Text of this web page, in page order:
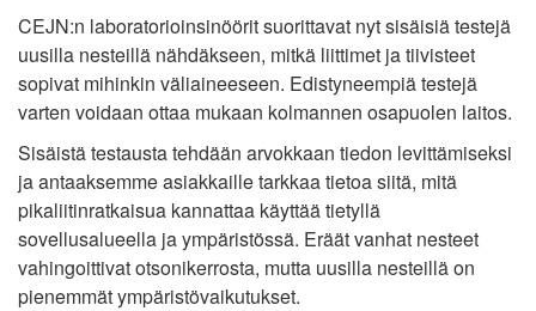
CEJN:n laboratorioinsinöörit suorittavat nyt sisäisiä testejä
uusilla nesteillä nähdäkseen, mitkä liittimet ja tiivisteet
sopivat mihinkin väliaineeseen. Edistyneempiä testejä
varten voidaan ottaa mukaan kolmannen osapuolen laitos.
Sisäistä testausta tehdään arvokkaan tiedon levittämiseksi
ja antaaksemme asiakkaille tarkkaa tietoa siitä, mitä
pikaliitinratkaisua kannattaa käyttää tietyllä
sovellusalueella ja ympäristössä. Eräät vanhat nesteet
vahingoittivat otsonikerrosta, mutta uusilla nesteillä on
pienemmät ympäristövaikutukset.